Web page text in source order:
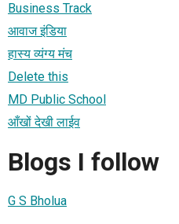
Business Track
आवाज इंडिया
हास्य व्यंग्य मंच
Delete this
MD Public School
आँखों देखी लाईव
Blogs I follow
G S Bholua